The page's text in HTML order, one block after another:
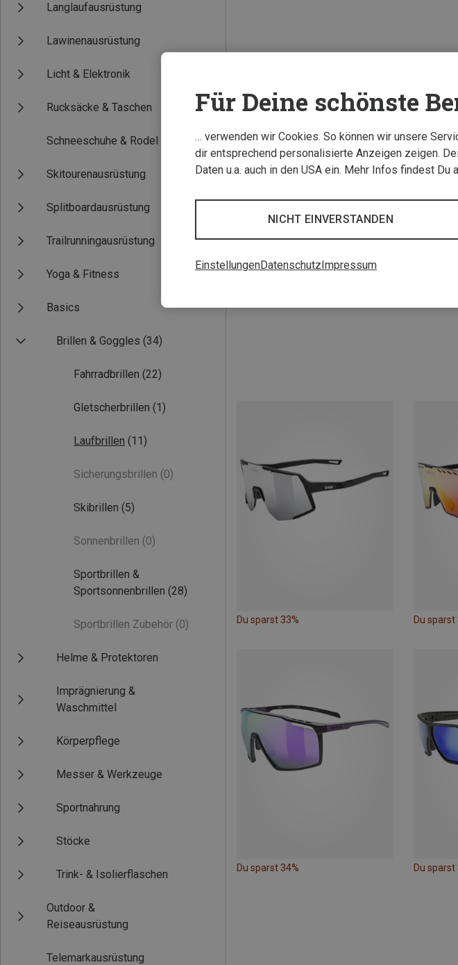
Langlaufausrüstung
Lawinenausrüstung
Licht & Elektronik
Rucksäcke & Taschen
Schneeschuhe & Rodel
Skitourenausrüstung
Splitboardausrüstung
Trailrunningausrüstung
Yoga & Fitness
Basics
Brillen & Goggles (34)
Fahrradbrillen (22)
Gletscherbrillen (1)
Laufbrillen (11)
Sicherungsbrillen (0)
Skibrillen (5)
Sonnenbrillen (0)
Sportbrillen &
Sportsonnenbrillen (28)
Sportbrillen Zubehör (0)
Helme & Protektoren
Imprägnierung &
Waschmittel
Körperpflege
Messer & Werkzeuge
Sportnahrung
Stöcke
Trink- & Isolierflaschen
Outdoor &
Reiseausrüstung
Telemarkausrüstung
Du sparst 33% Du sparst
Du sparst 34% Du sparst
Für Deine schönste
… verwenden wir Cookies. So können wir unsere
dir entsprechend personalisierte Anzeigen zeigen.
Daten u.a. auch in den USA ein. Mehr Infos findest Du
NICHT EINVERSTANDEN
EinstellungenDatenschutzImpressum